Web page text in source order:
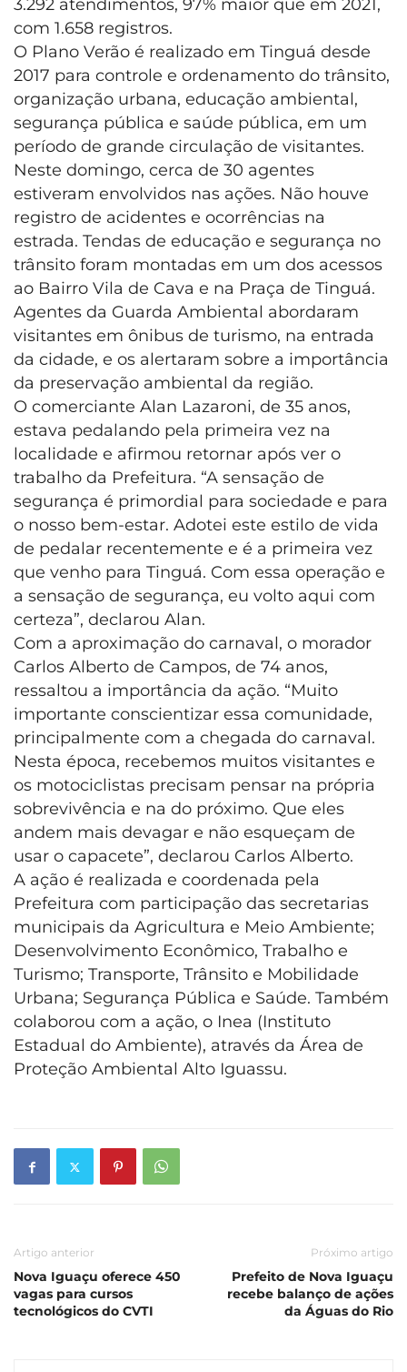
3.292 atendimentos, 97% maior que em 2021,
com 1.658 registros.
O Plano Verão é realizado em Tinguá desde
2017 para controle e ordenamento do trânsito,
organização urbana, educação ambiental,
segurança pública e saúde pública, em um
período de grande circulação de visitantes.
Neste domingo, cerca de 30 agentes
estiveram envolvidos nas ações. Não houve
registro de acidentes e ocorrências na
estrada. Tendas de educação e segurança no
trânsito foram montadas em um dos acessos
ao Bairro Vila de Cava e na Praça de Tinguá.
Agentes da Guarda Ambiental abordaram
visitantes em ônibus de turismo, na entrada
da cidade, e os alertaram sobre a importância
da preservação ambiental da região.
O comerciante Alan Lazaroni, de 35 anos,
estava pedalando pela primeira vez na
localidade e afirmou retornar após ver o
trabalho da Prefeitura. “A sensação de
segurança é primordial para sociedade e para
o nosso bem-estar. Adotei este estilo de vida
de pedalar recentemente e é a primeira vez
que venho para Tinguá. Com essa operação e
a sensação de segurança, eu volto aqui com
certeza”, declarou Alan.
Com a aproximação do carnaval, o morador
Carlos Alberto de Campos, de 74 anos,
ressaltou a importância da ação. “Muito
importante conscientizar essa comunidade,
principalmente com a chegada do carnaval.
Nesta época, recebemos muitos visitantes e
os motociclistas precisam pensar na própria
sobrevivência e na do próximo. Que eles
andem mais devagar e não esqueçam de
usar o capacete”, declarou Carlos Alberto.
A ação é realizada e coordenada pela
Prefeitura com participação das secretarias
municipais da Agricultura e Meio Ambiente;
Desenvolvimento Econômico, Trabalho e
Turismo; Transporte, Trânsito e Mobilidade
Urbana; Segurança Pública e Saúde. Também
colaborou com a ação, o Inea (Instituto
Estadual do Ambiente), através da Área de
Proteção Ambiental Alto Iguassu.
Artigo anterior
Nova Iguaçu oferece 450
vagas para cursos
tecnológicos do CVTI
Próximo artigo
Prefeito de Nova Iguaçu
recebe balanço de ações
da Águas do Rio